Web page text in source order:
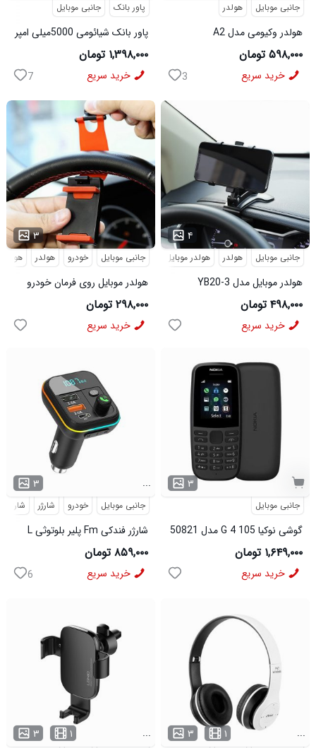
پاور بانک جانبی موبایل
پاور بانک شیائومی 5000میلی امپر
واقعی
۱,۳۹۸,۰۰۰ تومان
خرید سریع 7
جانبی موبایل هولدر
هولدر وکیومی مدل A2
۵۹۸,۰۰۰ تومان
خرید سریع 3
۳ ...
جانبی موبایل خودرو هولدر هولدر
هولدر موبایل روی فرمان خودرو
مدل 2587
۲۹۸,۰۰۰ تومان
خرید سریع
۴ ...
جانبی موبایل هولدر هولدر موبایل
هولدر موبایل مدل YB20-3
۴۹۸,۰۰۰ تومان
خرید سریع
۳ ...
جانبی موبایل خودرو شارژر شارژر
شارژر فندکی Fm پلیر بلوتوثی L
05 مدل 50820
۸۵۹,۰۰۰ تومان
خرید سریع 6
۳
جانبی موبایل
گوشی نوکیا 105 4 G مدل 50821
۱,۶۴۹,۰۰۰ تومان
خرید سریع
۳ ۱ ... ۳ ۱ ...